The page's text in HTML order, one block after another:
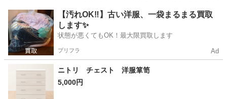
千葉 松戸市 常盤平駅 ソファ ロウヤ
【汚れOK‼️】古い洋服、一袋まるまる買取
します✨
状態が悪くてもOK！最大限買取します
プリフラ Ad
ニトリ チェスト 洋服箪笥
5,000円